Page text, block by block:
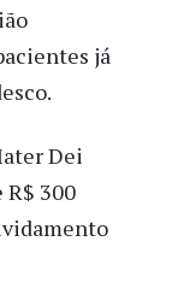
já
Dei
300